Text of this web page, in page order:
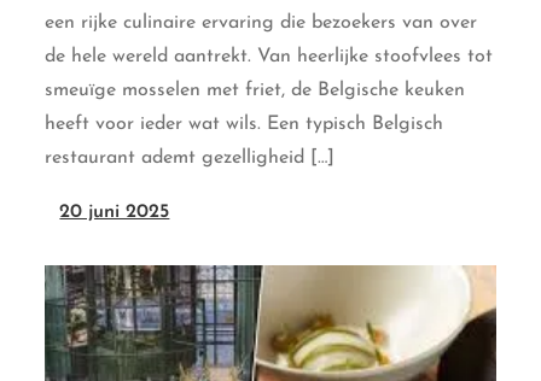
een rijke culinaire ervaring die bezoekers van over
de hele wereld aantrekt. Van heerlijke stoofvlees tot
smeuïge mosselen met friet, de Belgische keuken
heeft voor ieder wat wils. Een typisch Belgisch
restaurant ademt gezelligheid […]
20 juni 2025